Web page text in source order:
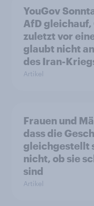
YouGov
AfD gleichauf,
zuletzt vor
glaubt nicht
des Iran-
Artikel
Frauen und
dass die
gleichgestellt
nicht, ob sie
sind
Artikel